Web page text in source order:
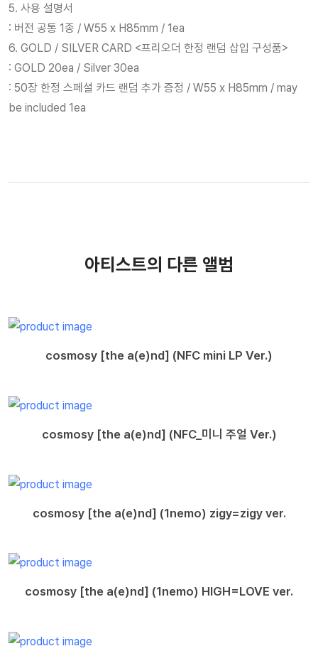
5. 사용 설명서
: 버전 공통 1종 / W55 x H85mm / 1ea
6. GOLD / SILVER CARD <프리오더 한정 랜덤 삽입 구성품>
: GOLD 20ea / Silver 30ea
: 50장 한정 스페셜 카드 랜덤 추가 증정 / W55 x H85mm / may
be included 1ea
아티스트의 다른 앨범
cosmosy [the a(e)nd] (NFC mini LP Ver.)
cosmosy [the a(e)nd] (NFC_미니 주얼 Ver.)
cosmosy [the a(e)nd] (1nemo) zigy=zigy ver.
cosmosy [the a(e)nd] (1nemo) HIGH=LOVE ver.